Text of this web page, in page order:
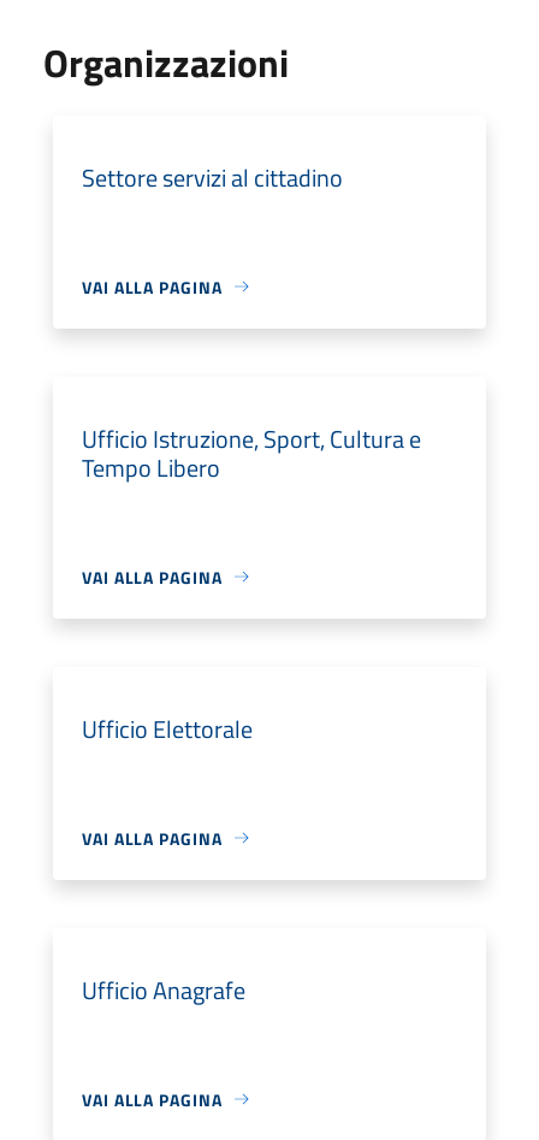
Organizzazioni
Settore servizi al cittadino
VAI ALLA PAGINA
Ufficio Istruzione, Sport, Cultura e
Tempo Libero
VAI ALLA PAGINA
Ufficio Elettorale
VAI ALLA PAGINA
Ufficio Anagrafe
VAI ALLA PAGINA